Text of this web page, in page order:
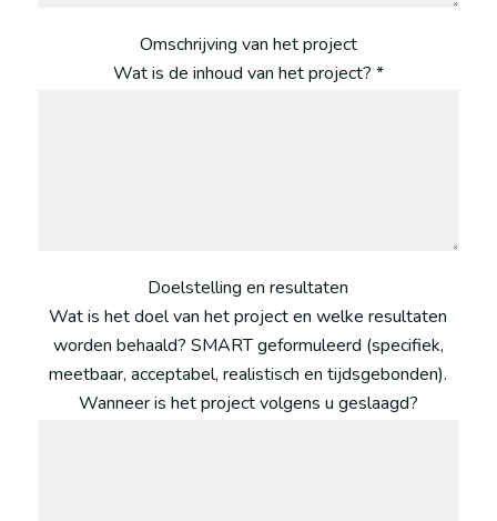
Omschrijving van het project
Wat is de inhoud van het project? *
Doelstelling en resultaten
Wat is het doel van het project en welke resultaten
worden behaald? SMART geformuleerd (specifiek,
meetbaar, acceptabel, realistisch en tijdsgebonden).
Wanneer is het project volgens u geslaagd?